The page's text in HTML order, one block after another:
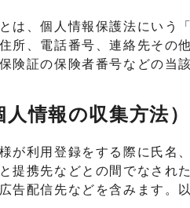
とは、個人情報保護法にい
所、電話番号、連絡先その
険証の保険者番号などの当
情報の収集方法）
が利用登録をする際に氏名
提携先などとの間でなされ
告配信先などを含みます。